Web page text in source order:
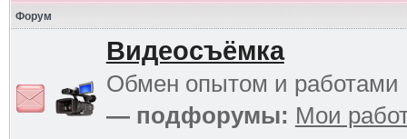
Форум
Видеосъёмка
Обмен опытом и работами
— подфорумы: Мои